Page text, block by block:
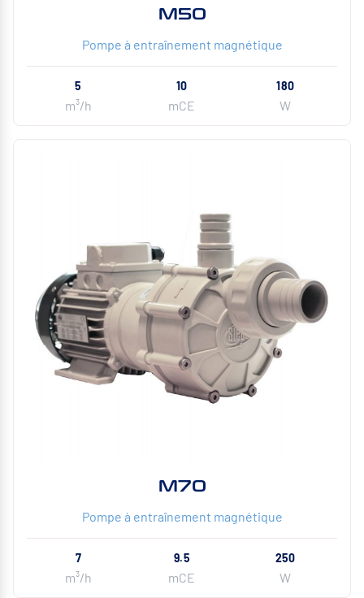
M50
Pompe à entraînement magnétique
5
m³/h
10
mCE
180
W
M70
Pompe à entraînement magnétique
7
m³/h
9.5
mCE
250
W